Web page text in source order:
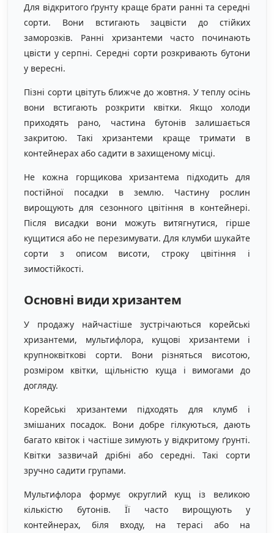
Для відкритого ґрунту краще брати ранні та середні
сорти. Вони встигають зацвісти до стійких
заморозків. Ранні хризантеми часто починають
цвісти у серпні. Середні сорти розкривають бутони
у вересні.
Пізні сорти цвітуть ближче до жовтня. У теплу осінь
вони встигають розкрити квітки. Якщо холоди
приходять рано, частина бутонів залишається
закритою. Такі хризантеми краще тримати в
контейнерах або садити в захищеному місці.
Не кожна горщикова хризантема підходить для
постійної посадки в землю. Частину рослин
вирощують для сезонного цвітіння в контейнері.
Після висадки вони можуть витягнутися, гірше
кущитися або не перезимувати. Для клумби шукайте
сорти з описом висоти, строку цвітіння і
зимостійкості.
Основні види хризантем
У продажу найчастіше зустрічаються корейські
хризантеми, мультифлора, кущові хризантеми і
крупноквіткові сорти. Вони різняться висотою,
розміром квітки, щільністю куща і вимогами до
догляду.
Корейські хризантеми підходять для клумб і
змішаних посадок. Вони добре гілкуються, дають
багато квіток і частіше зимують у відкритому ґрунті.
Квітки зазвичай дрібні або середні. Такі сорти
зручно садити групами.
Мультифлора формує округлий кущ із великою
кількістю бутонів. Її часто вирощують у
контейнерах, біля входу, на терасі або на